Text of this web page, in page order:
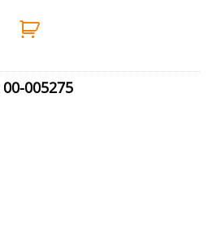
00-005275